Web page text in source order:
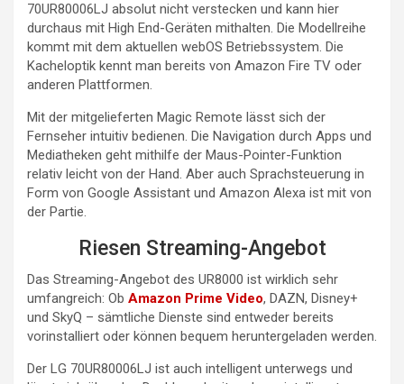
70UR80006LJ absolut nicht verstecken und kann hier
durchaus mit High End-Geräten mithalten. Die Modellreihe
kommt mit dem aktuellen webOS Betriebssystem. Die
Kacheloptik kennt man bereits von Amazon Fire TV oder
anderen Plattformen.
Mit der mitgelieferten Magic Remote lässt sich der
Fernseher intuitiv bedienen. Die Navigation durch Apps und
Mediatheken geht mithilfe der Maus-Pointer-Funktion
relativ leicht von der Hand. Aber auch Sprachsteuerung in
Form von Google Assistant und Amazon Alexa ist mit von
der Partie.
Riesen Streaming-Angebot
Das Streaming-Angebot des UR8000 ist wirklich sehr
umfangreich: Ob Amazon Prime Video, DAZN, Disney+
und SkyQ – sämtliche Dienste sind entweder bereits
vorinstalliert oder können bequem heruntergeladen werden.
Der LG 70UR80006LJ ist auch intelligent unterwegs und